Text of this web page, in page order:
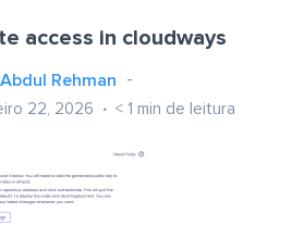
access in cloudways
Abdul Rehman
22, 2026 < 1 min de leitura